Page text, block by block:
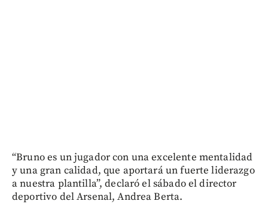
“Bruno es un jugador con una excelente mentalidad
y una gran calidad, que aportará un fuerte liderazgo
a nuestra plantilla”, declaró el sábado el director
deportivo del Arsenal, Andrea Berta.